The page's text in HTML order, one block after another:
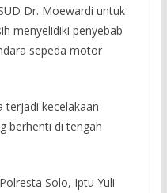
Dr. Moewardi untuk
menyelidiki penyebab
sepeda motor
terjadi kecelakaan
berhenti di tengah
Solo, Iptu Yuli